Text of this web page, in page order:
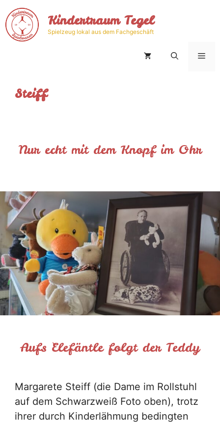
Inhalt
springen
Kindertraum Tegel
Spielzeug lokal aus dem Fachgeschäft
Steiff
Nur echt mit dem Knopf im Ohr
Aufs Elefäntle folgt der Teddy
Margarete Steiff (die Dame im Rollstuhl
auf dem Schwarzweiß Foto oben), trotz
ihrer durch Kinderlähmung bedingten